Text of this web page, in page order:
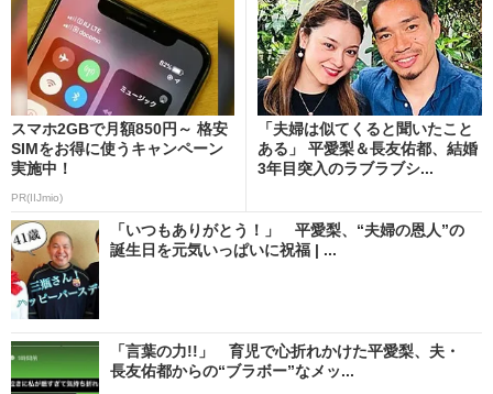
スマホ2GBで月額850円～ 格安
SIMをお得に使うキャンペーン
実施中！
PR(IIJmio)
「夫婦は似てくると聞いたこと
ある」 平愛梨＆長友佑都、結婚
3年目突入のラブラブシ...
「いつもありがとう！」 平愛梨、“夫婦の恩人”の
誕生日を元気いっぱいに祝福 | ...
「言葉の力!!」 育児で心折れかけた平愛梨、夫・
長友佑都からの“ブラボー”なメッ...